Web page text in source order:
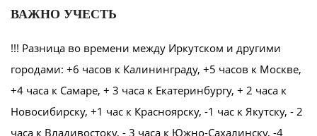
ВАЖНО УЧЕСТЬ
!!! Разница во времени между Иркутском и другими
городами: +6 часов к Калининграду, +5 часов к Москве,
+4 часа к Самаре, + 3 часа к Екатеринбургу, + 2 часа к
Новосибирску, +1 час к Красноярску, -1 час к Якутску, - 2
часа к Владивостоку, - 3 часа к Южно-Сахалинску, -4